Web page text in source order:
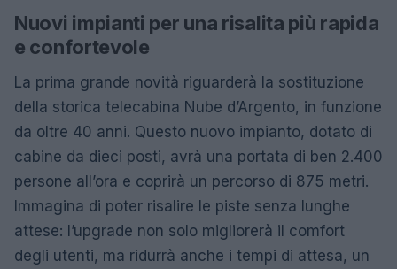
Nuovi impianti per una risalita più rapida
e confortevole
La prima grande novità riguarderà la sostituzione
della storica telecabina Nube d’Argento, in funzione
da oltre 40 anni. Questo nuovo impianto, dotato di
cabine da dieci posti, avrà una portata di ben 2.400
persone all’ora e coprirà un percorso di 875 metri.
Immagina di poter risalire le piste senza lunghe
attese: l’upgrade non solo migliorerà il comfort
degli utenti, ma ridurrà anche i tempi di attesa, un